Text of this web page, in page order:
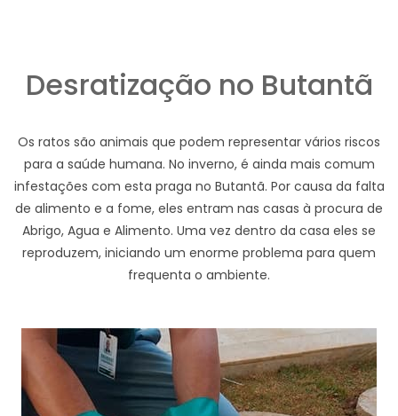
Desratização no Butantã
Os ratos são animais que podem representar vários riscos
para a saúde humana. No inverno, é ainda mais comum
infestações com esta praga no Butantã. Por causa da falta
de alimento e a fome, eles entram nas casas à procura de
Abrigo, Agua e Alimento. Uma vez dentro da casa eles se
reproduzem, iniciando um enorme problema para quem
frequenta o ambiente.